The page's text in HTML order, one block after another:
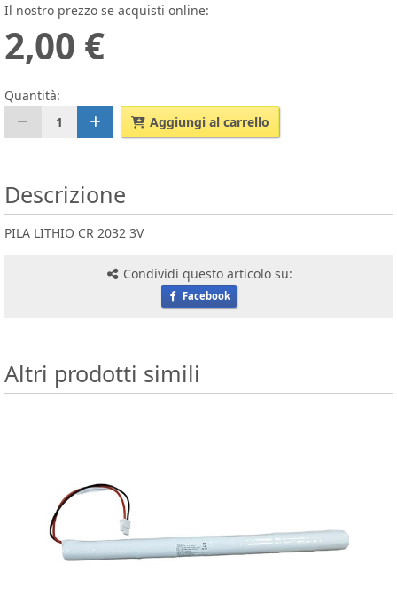
Il nostro prezzo se acquisti online:
2,00 €
Quantità:
1
Aggiungi al carrello
Descrizione
PILA LITHIO CR 2032 3V
Condividi questo articolo su:
Facebook
Altri prodotti simili